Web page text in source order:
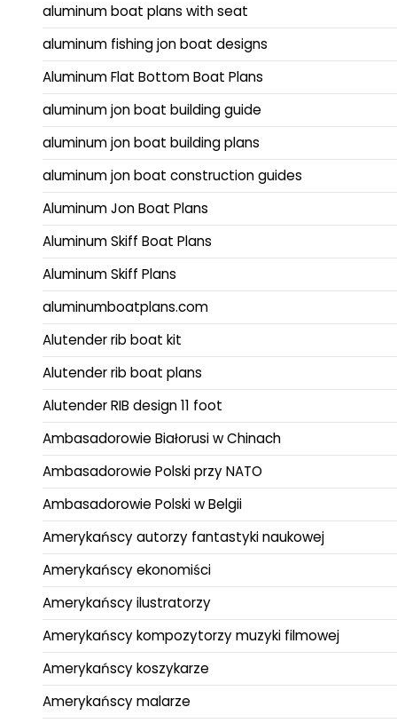
aluminum boat plans with seat
aluminum fishing jon boat designs
Aluminum Flat Bottom Boat Plans
aluminum jon boat building guide
aluminum jon boat building plans
aluminum jon boat construction guides
Aluminum Jon Boat Plans
Aluminum Skiff Boat Plans
Aluminum Skiff Plans
aluminumboatplans.com
Alutender rib boat kit
Alutender rib boat plans
Alutender RIB design 11 foot
Ambasadorowie Białorusi w Chinach
Ambasadorowie Polski przy NATO
Ambasadorowie Polski w Belgii
Amerykańscy autorzy fantastyki naukowej
Amerykańscy ekonomiści
Amerykańscy ilustratorzy
Amerykańscy kompozytorzy muzyki filmowej
Amerykańscy koszykarze
Amerykańscy malarze